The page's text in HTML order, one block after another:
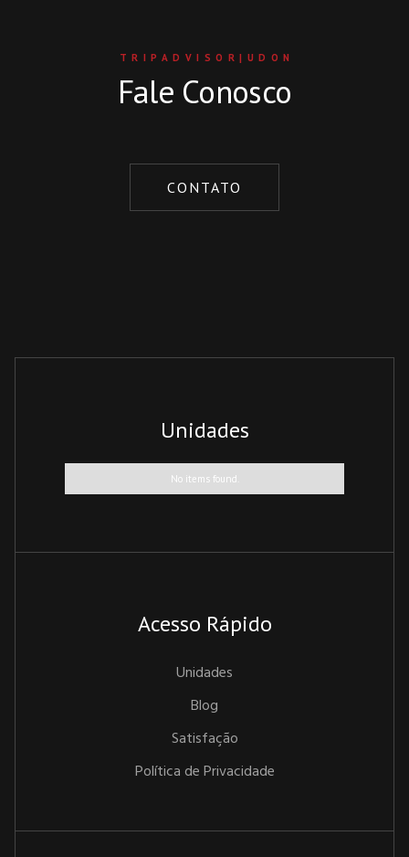
TRIPADVISOR|UDON
Fale Conosco
CONTATO
Unidades
No items found.
Acesso Rápido
Unidades
Blog
Satisfação
Política de Privacidade